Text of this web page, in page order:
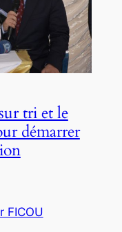
tri et le
démarrer
FICOU